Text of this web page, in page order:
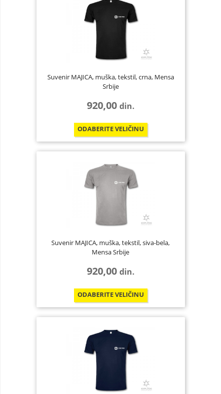
Suvenir MAJICA, muška, tekstil, crna, Mensa
Srbije
920,00 din.
ODABERITEVELIČINU
Suvenir MAJICA, muška, tekstil, siva-bela,
Mensa Srbije
920,00 din.
ODABERITEVELIČINU